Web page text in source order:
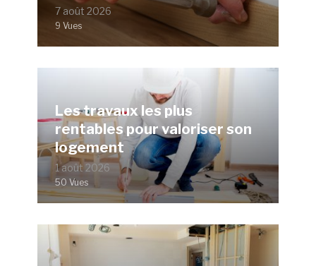
7 août 2026
9 Vues
Les travaux les plus
rentables pour valoriser son
logement
1 août 2026
50 Vues